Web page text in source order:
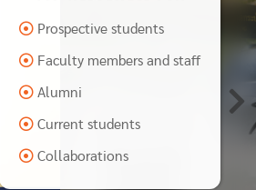
Prospective students
Faculty members and staff
Alumni
Current students
Collaborations